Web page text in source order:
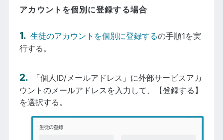
アカウントを個別に登録する場合
生徒のアカウントを個別に登録するの手順1を実
行する。
「個人ID/メールアドレス」に外部サービスアカ
ウントのメールアドレスを入力して、【登録する】
を選択する。